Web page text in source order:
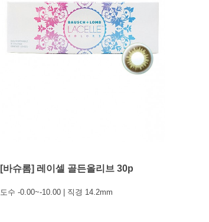
[바슈롬] 레이셀 골든올리브 30p
도수 -0.00~-10.00 | 직경 14.2mm